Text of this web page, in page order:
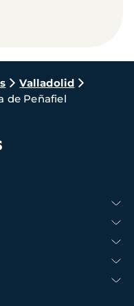
Valladolid
de Peñafiel